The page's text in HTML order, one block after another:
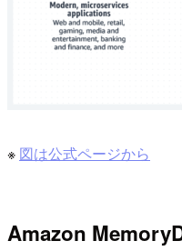
※ 図は公式ページから
Amazon